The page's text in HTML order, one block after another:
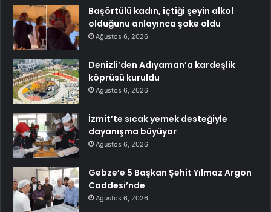
Başörtülü kadın, içtiği şeyin alkol
olduğunu anlayınca şoke oldu
Ağustos 6, 2026
Denizli’den Adıyaman’a kardeşlik
köprüsü kuruldu
Ağustos 6, 2026
İzmit’te sıcak yemek desteğiyle
dayanışma büyüyor
Ağustos 6, 2026
Gebze’e 5 Başkan Şehit Yılmaz Argon
Caddesi’nde
Ağustos 6, 2026